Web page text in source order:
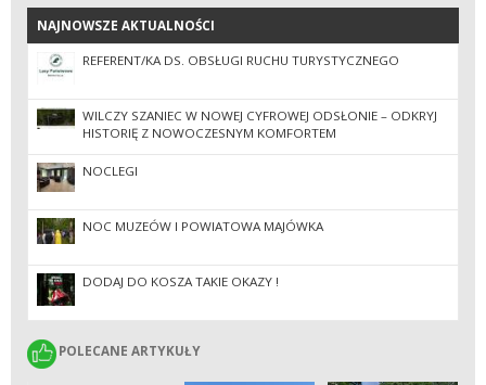
NAJNOWSZE AKTUALNOŚCI
NAJNOWSZE AKTUALNOŚCI
REFERENT/KA DS. OBSŁUGI RUCHU TURYSTYCZNEGO
WILCZY SZANIEC W NOWEJ CYFROWEJ ODSŁONIE – ODKRYJ
HISTORIĘ Z NOWOCZESNYM KOMFORTEM
NOCLEGI
NOC MUZEÓW I POWIATOWA MAJÓWKA
DODAJ DO KOSZA TAKIE OKAZY !
POLECANE ARTYKUŁY
POLECANE ARTYKUŁY